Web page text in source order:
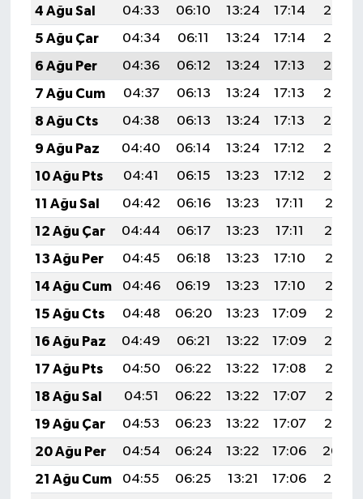
4 Ağu Sal
04:33 06:10 13:24 17:14
20:29
5 Ağu Çar
04:34 06:11 13:24 17:14
20:27
6 Ağu Per
04:36 06:12 13:24 17:13
20:26
7 Ağu Cum
04:37 06:13 13:24 17:13
20:25
8 Ağu Cts
04:38 06:13 13:24 17:13
20:24
9 Ağu Paz
04:40 06:14 13:24 17:12
20:23
10 Ağu Pts
04:41 06:15 13:23 17:12
20:22
11 Ağu Sal
04:42 06:16 13:23 17:11
20:21
12 Ağu Çar
04:44 06:17 13:23 17:11
20:19
13 Ağu Per
04:45 06:18 13:23 17:10
20:18
14 Ağu Cum
04:46 06:19 13:23 17:10
20:17
15 Ağu Cts
04:48 06:20 13:23 17:09
20:16
16 Ağu Paz
04:49 06:21 13:22 17:09
20:14
17 Ağu Pts
04:50 06:22 13:22 17:08
20:13
18 Ağu Sal
04:51 06:22 13:22 17:07
20:12
19 Ağu Çar
04:53 06:23 13:22 17:07
20:10
20 Ağu Per
04:54 06:24 13:22 17:06
20:09
21 Ağu Cum
04:55 06:25 13:21 17:06
20:08